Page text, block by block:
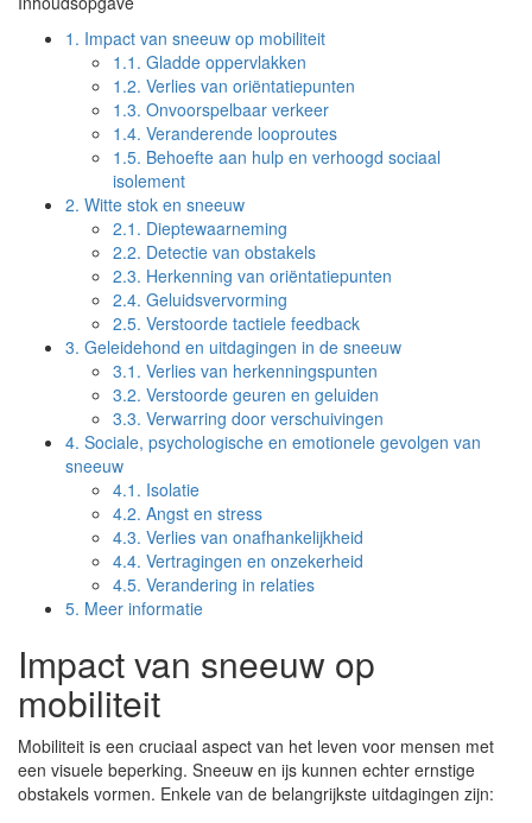
1. Impact van sneeuw op mobiliteit
1.1. Gladde oppervlakken
1.2. Verlies van oriëntatiepunten
1.3. Onvoorspelbaar verkeer
1.4. Veranderende looproutes
1.5. Behoefte aan hulp en verhoogd sociaal
isolement
2. Witte stok en sneeuw
2.1. Dieptewaarneming
2.2. Detectie van obstakels
2.3. Herkenning van oriëntatiepunten
2.4. Geluidsvervorming
2.5. Verstoorde tactiele feedback
3. Geleidehond en uitdagingen in de sneeuw
3.1. Verlies van herkenningspunten
3.2. Verstoorde geuren en geluiden
3.3. Verwarring door verschuivingen
4. Sociale, psychologische en emotionele gevolgen van
sneeuw
4.1. Isolatie
4.2. Angst en stress
4.3. Verlies van onafhankelijkheid
4.4. Vertragingen en onzekerheid
4.5. Verandering in relaties
5. Meer informatie
Impact van sneeuw op
mobiliteit
Mobiliteit is een cruciaal aspect van het leven voor mensen met
een visuele beperking. Sneeuw en ijs kunnen echter ernstige
obstakels vormen. Enkele van de belangrijkste uitdagingen zijn: